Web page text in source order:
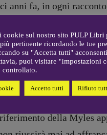
CONTATTI
recensioni:
Elio Grasso
[eliovoyager@gmail.com]
Coordinamento Primo Piano
[michielin.elisabetta@gmail.com]
com]
anni fa, in ogni
e amori, vissuti o
diverse sessualità e
moderazione non era
istantanee di una
che sembrava poter
della Myles
cookie sul nostro sito PULP Libri
pertinente ricordando le tue
su "Accetta tutti"
puoi visitare "Impostazioni
controllato.
Accetto tutti Rifiuto